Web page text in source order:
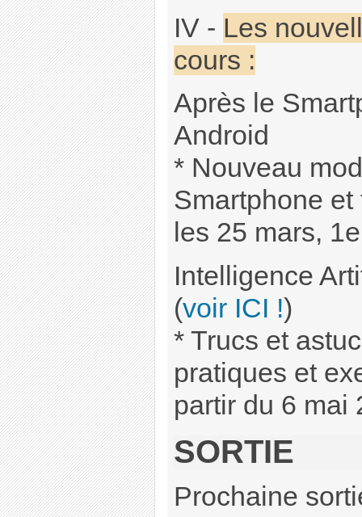
IV - Les
cours :
Après le
Android
* Nouveau
Smartphone
les 25 mars,
Intelligence
(voir ICI !)
* Trucs et
pratiques et
partir du 6 mai
SORTIE
Prochaine